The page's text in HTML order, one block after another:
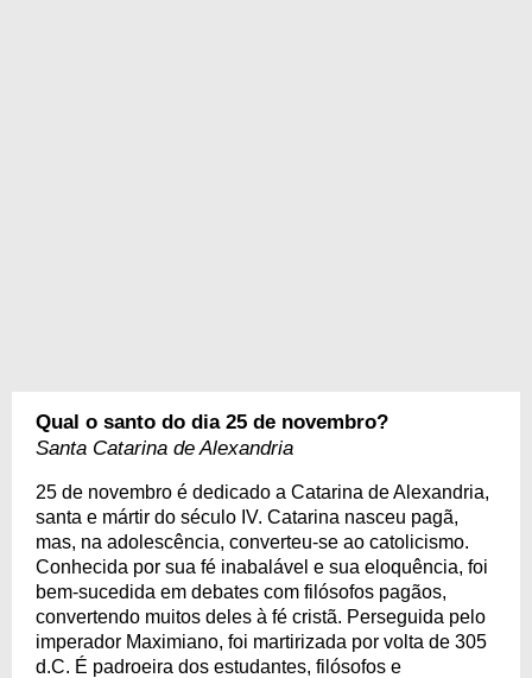
Qual o santo do dia 25 de novembro?
Santa Catarina de Alexandria
25 de novembro é dedicado a Catarina de Alexandria,
santa e mártir do século IV. Catarina nasceu pagã,
mas, na adolescência, converteu-se ao catolicismo.
Conhecida por sua fé inabalável e sua eloquência, foi
bem-sucedida em debates com filósofos pagãos,
convertendo muitos deles à fé cristã. Perseguida pelo
imperador Maximiano, foi martirizada por volta de 305
d.C. É padroeira dos estudantes, filósofos e